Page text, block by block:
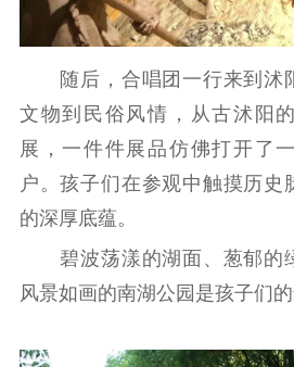
责任编辑注册
业
随后，合唱团一行来到沭
文物到民俗风情，从古沭阳
展，一件件展品仿佛打开了
户。孩子们在参观中触摸历史
的深厚底蕴。
碧波荡漾的湖面、葱郁的
风景如画的南湖公园是孩子们的